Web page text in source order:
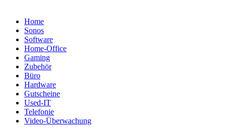
Home
Sonos
Software
Home-Office
Gaming
Zubehör
Büro
Hardware
Gutscheine
Used-IT
Telefonie
Video-Überwachung